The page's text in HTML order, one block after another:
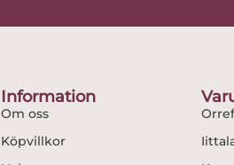
Information
Om oss
Köpvillkor